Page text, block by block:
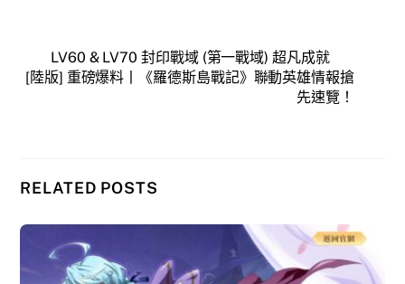
LV60 & LV70 封印戰域 (第一戰域) 超凡成就
[陸版] 重磅爆料丨《羅德斯島戰記》聯動英雄情報搶
先速覽！
RELATED POSTS